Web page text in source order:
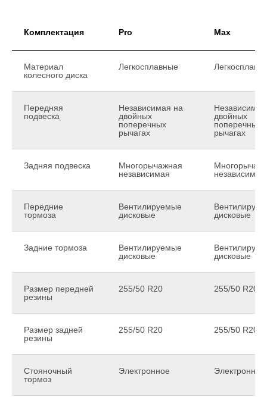
Комплектация Pro Max
Материал
колесного диска
Легкосплавные
Передняя
подвеска
Независимая на
двойных
поперечных
рычагах
двойных
поперечных
рычагах
Задняя подвеска
Многорычажная
независимая
независимая
Передние
тормоза
Вентилируемые
дисковые
дисковые
Задние тормоза
Вентилируемые
дисковые
дисковые
Размер передней
резины
255/50 R20 255/50 R20
Размер задней
резины
255/50 R20 255/50 R20
Стояночный
тормоз
Электронное Электронное